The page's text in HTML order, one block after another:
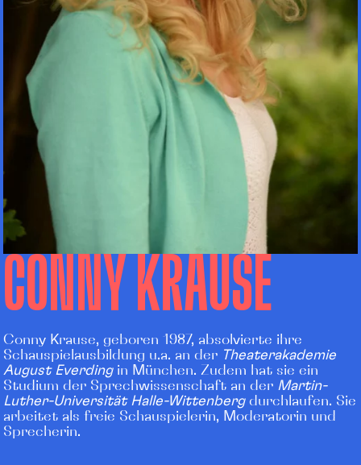
CONNY KRAUSE
Conny Krause, geboren 1987, absolvierte ihre
Schauspielausbildung u.a. an der Theaterakademie
August Everding in München. Zudem hat sie ein
Studium der Sprechwissenschaft an der Martin-
Luther-Universität Halle-Wittenbergdurchlaufen. Sie
arbeitet als freie Schauspielerin, Moderatorin und
Sprecherin.